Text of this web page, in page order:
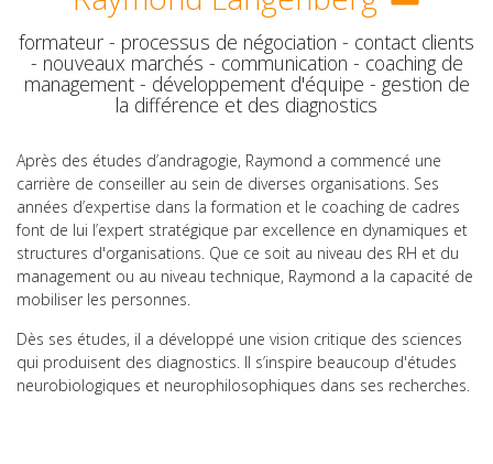
formateur - processus de négociation - contact clients
- nouveaux marchés - communication - coaching de
management - développement d'équipe - gestion de
la différence et des diagnostics
Après des études d’andragogie, Raymond a commencé une
carrière de conseiller au sein de diverses organisations. Ses
années d’expertise dans la formation et le coaching de cadres
font de lui l’expert stratégique par excellence en dynamiques et
structures d'organisations. Que ce soit au niveau des RH et du
management ou au niveau technique, Raymond a la capacité de
mobiliser les personnes.
Dès ses études, il a développé une vision critique des sciences
qui produisent des diagnostics. Il s’inspire beaucoup d'études
neurobiologiques et neurophilosophiques dans ses recherches.